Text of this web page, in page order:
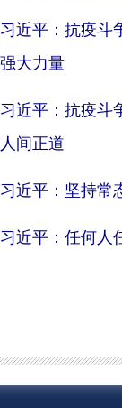
习近平：抗疫斗
大力量
习近平：抗疫斗
间正道
习近平：坚持常
习近平：任何人